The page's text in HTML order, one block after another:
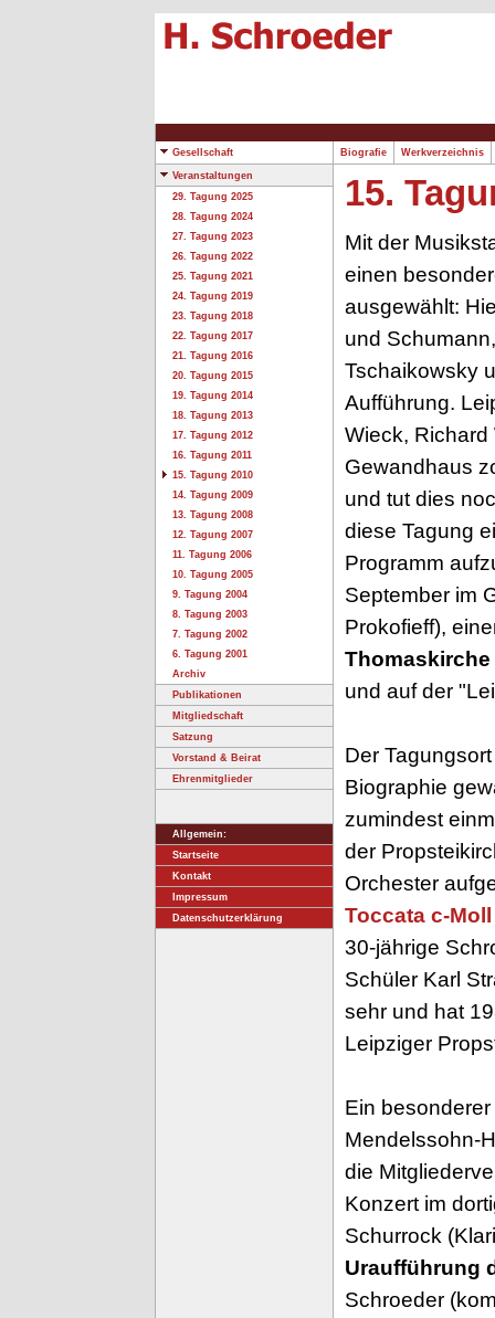
Gesellschaft Biografie Werkverzeichnis
Veranstaltungen
29. Tagung 2025
28. Tagung 2024
27. Tagung 2023
26. Tagung 2022
25. Tagung 2021
24. Tagung 2019
23. Tagung 2018
22. Tagung 2017
21. Tagung 2016
20. Tagung 2015
19. Tagung 2014
18. Tagung 2013
17. Tagung 2012
16. Tagung 2011
15. Tagung 2010
14. Tagung 2009
13. Tagung 2008
12. Tagung 2007
11. Tagung 2006
10. Tagung 2005
9. Tagung 2004
8. Tagung 2003
7. Tagung 2002
6. Tagung 2001
Archiv
Publikationen
Mitgliedschaft
Satzung
Vorstand & Beirat
Ehrenmitglieder
Allgemein:
Startseite
Kontakt
Impressum
Datenschutzerklärung
15.
Mit der
einen
ausgewählt:
und
Tschaikowsky
Aufführung.
Wieck, Richard
Gewandhaus
und tut dies
diese Tagung
Programm
September im
Prokofieff),
Thomaskirche
und auf der
Der
Biographie
zumindest
der
Orchester
Toccata c-
30-jährige
Schüler Karl
sehr und hat
Leipziger
Ein
Mendelssohn-
die
Konzert im
Schurrock
Uraufführung
Schroeder